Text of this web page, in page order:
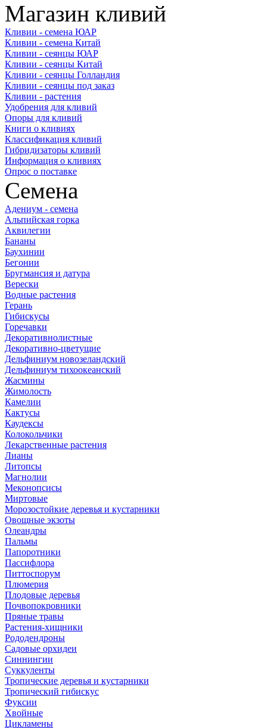
Магазин кливий
Кливии - семена ЮАР
Кливии - семена Китай
Кливии - сеянцы ЮАР
Кливии - сеянцы Китай
Кливии - сеянцы Голландия
Кливии - сеянцы под заказ
Кливии - растения
Удобрения для кливий
Опоры для кливий
Книги о кливиях
Классификация кливий
Гибридизаторы кливий
Информация о кливиях
Опрос о поставке
Семена
Адениум - семена
Альпийская горка
Аквилегии
Бананы
Баухинии
Бегонии
Бругмансия и датура
Верески
Водные растения
Герань
Гибискусы
Горечавки
Декоративнолистные
Декоративно-цветущие
Дельфиниум новозеландский
Дельфиниум тихоокеанский
Жасмины
Жимолость
Камелии
Кактусы
Каудексы
Колокольчики
Лекарственные растения
Лианы
Литопсы
Магнолии
Меконопсисы
Миртовые
Морозостойкие деревья и кустарники
Овощные экзоты
Олеандры
Пальмы
Папоротники
Пассифлора
Питтоспорум
Плюмерия
Плодовые деревья
Почвопокровники
Пряные травы
Растения-хищники
Рододендроны
Садовые орхидеи
Синнингии
Суккуленты
Тропические деревья и кустарники
Тропический гибискус
Фуксии
Хвойные
Цикламены